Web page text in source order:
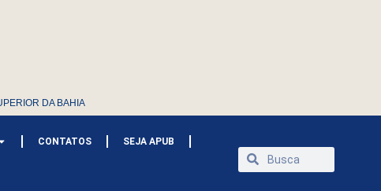
DA BAHIA
CONTATOS SEJA APUB